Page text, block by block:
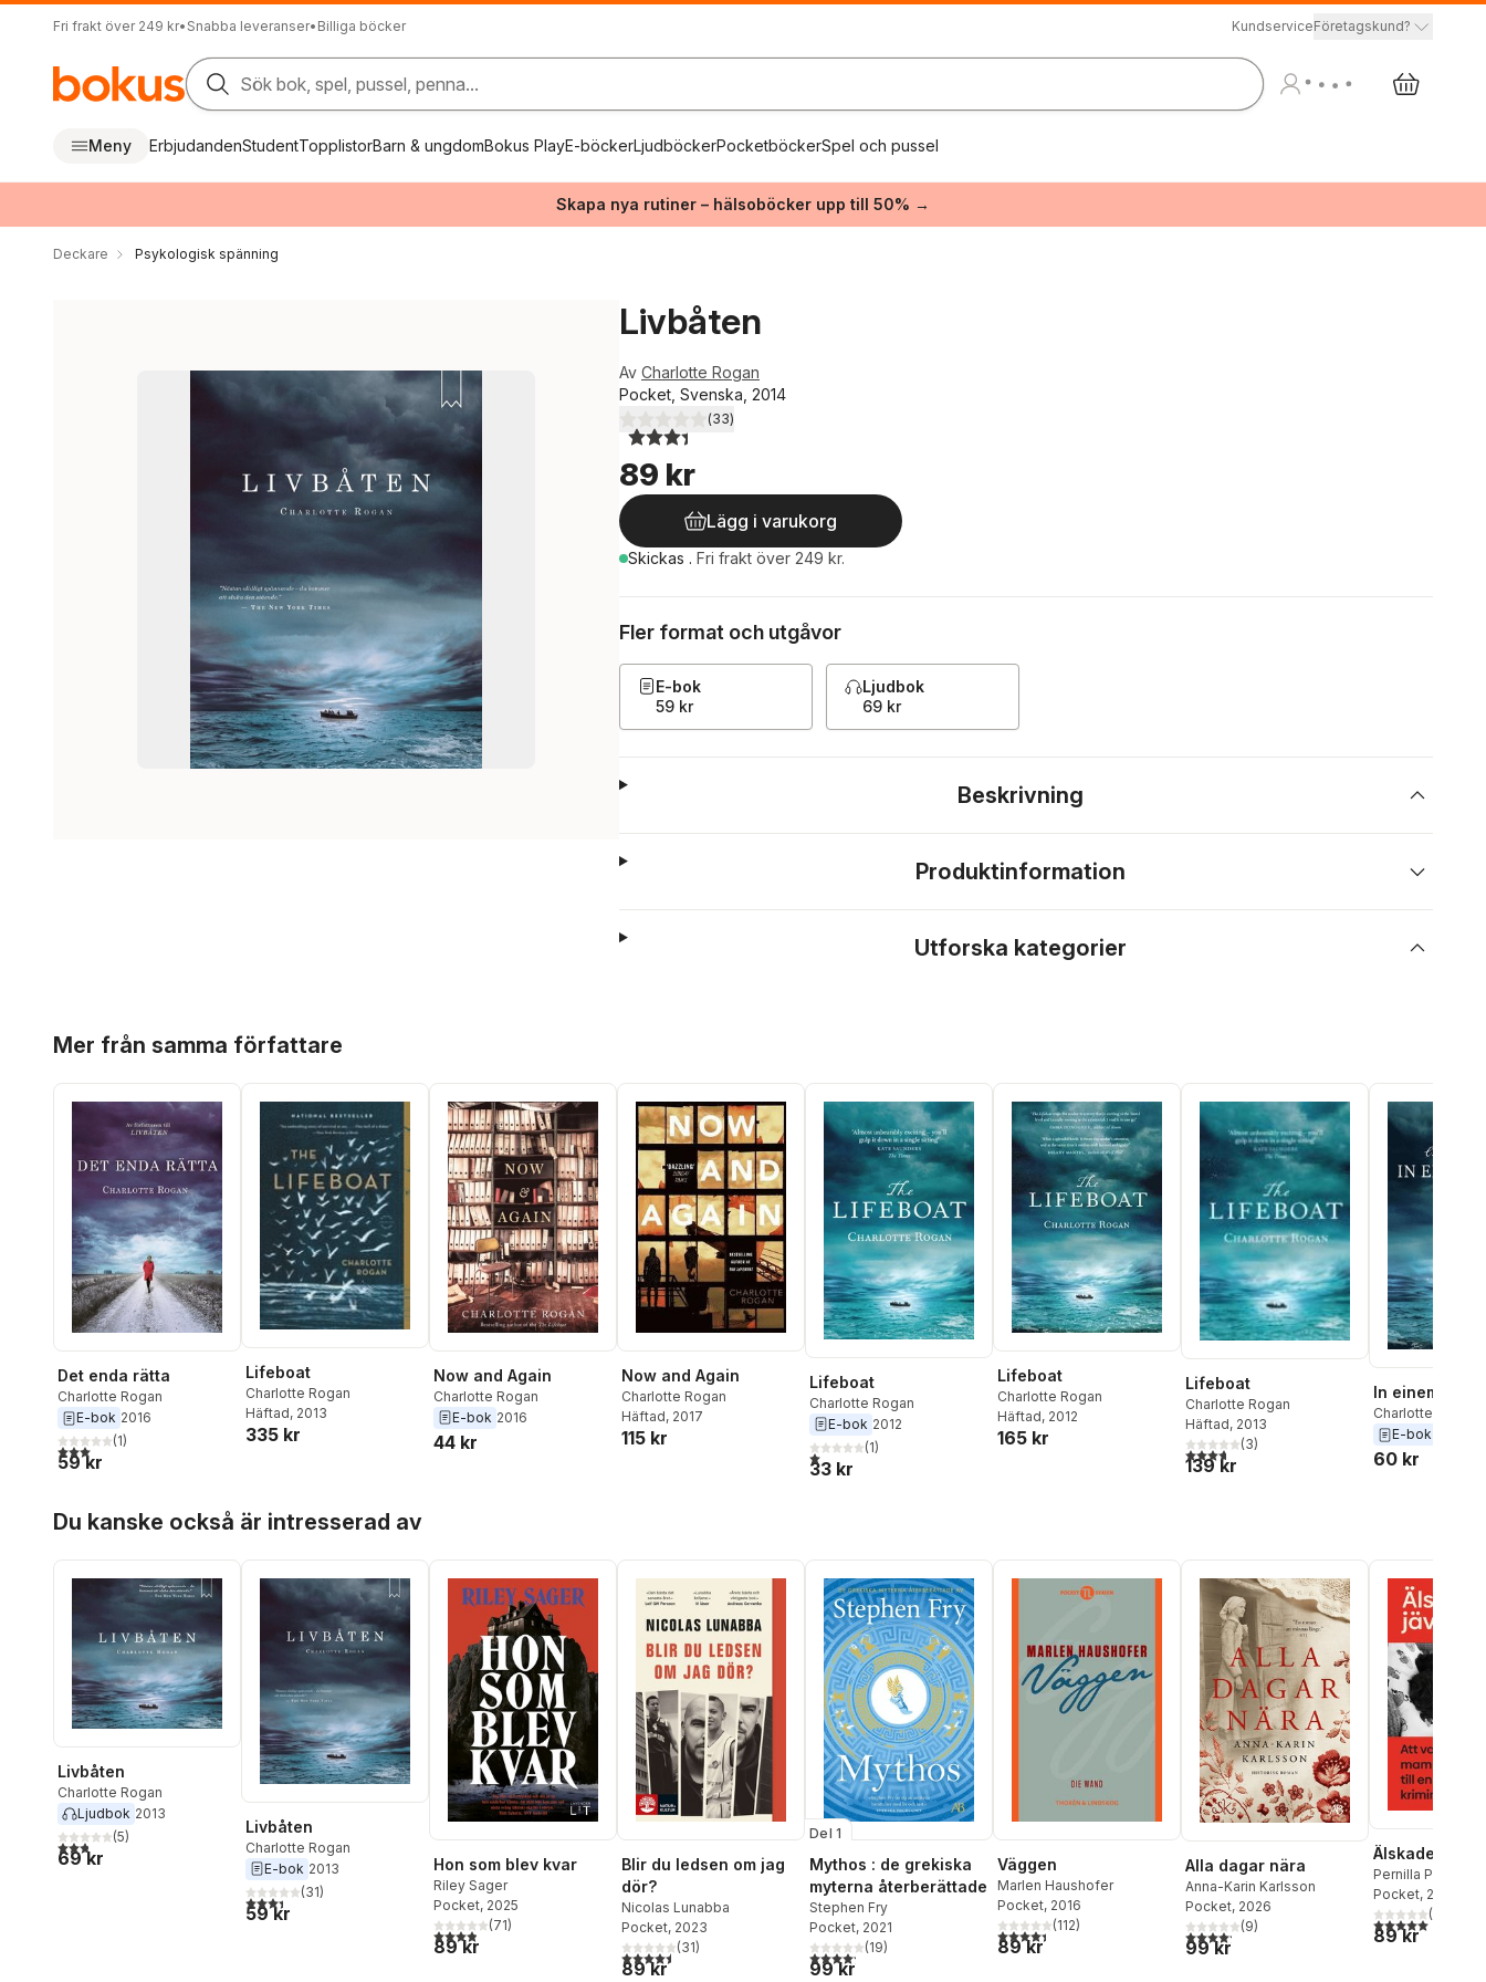
Fri frakt över 249 kr• Snabba leveranser• Billiga böcker KundserviceFöretagskund?
Sök bok, spel, pussel, penna...
Meny ErbjudandenStudentTopplistorBarn & ungdomBokus PlayE-böckerLjudböckerPocketböckerSpel och pussel
Skapa nya rutiner – hälsoböcker upp till 50% →
Deckare Psykologisk spänning
Livbåten
Av Charlotte Rogan
Pocket, Svenska, 2014
3,4utav 5 stjärnor. Totalt antal röster:
(33)
89 kr
Lägg i varukorg
Skickas . Fri frakt över 249 kr.
Fler format och utgåvor
E-bok
59 kr
Ljudbok
69 kr
Beskrivning
Produktinformation
Utforska kategorier
Mer från samma författare
Det enda rätta
Charlotte Rogan
E-bok 2016
3,0utav 5 stjärnor. Totalt antal röster:
(1)
59 kr
Lifeboat
Charlotte Rogan
Häftad, 2013
335 kr
Now and Again
Charlotte Rogan
E-bok 2016
44 kr
Now and Again
Charlotte Rogan
Häftad, 2017
115 kr
Lifeboat
Charlotte Rogan
E-bok 2012
1,0utav 5 stjärnor. Totalt antal röster:
(1)
33 kr
Lifeboat
Charlotte Rogan
Häftad, 2012
165 kr
Lifeboat
Charlotte Rogan
Häftad, 2013
3,7utav 5 stjärnor. Totalt antal röster:
(3)
139 kr
In einem Boot
Charlotte Rogan
E-bok
60 kr
Du kanske också är intresserad av
Livbåten
Charlotte Rogan
Ljudbok 2013
2,8utav 5 stjärnor. Totalt antal röster:
(5)
69 kr
Livbåten
Charlotte Rogan
E-bok 2013
3,4utav 5 stjärnor. Totalt antal röster:
(31)
59 kr
Hon som blev kvar
Riley Sager
Pocket, 2025
3,9utav 5 stjärnor. Totalt antal röster:
(71)
89 kr
Blir du ledsen om jag
dör?
Nicolas Lunabba
Pocket, 2023
4,5utav 5 stjärnor. Totalt antal röster:
(31)
89 kr
Del 1
Mythos : de grekiska
myterna återberättade
Stephen Fry
Pocket, 2021
4,2utav 5 stjärnor. Totalt antal röster:
(19)
99 kr
Väggen
Marlen Haushofer
Pocket, 2016
4,4utav 5 stjärnor. Totalt antal röster:
(112)
89 kr
Alla dagar nära
Anna-Karin Karlsson
Pocket, 2026
4,2utav 5 stjärnor. Totalt antal röster:
(9)
99 kr
Älskade jävla
Pernilla Pernsjö
Pocket, 2025
5,0utav 5(
89 kr